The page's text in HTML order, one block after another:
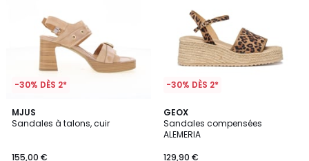
-30% DÈS 2*
MJUS
Sandales à talons, cuir
155,00 €
-30% DÈS 2*
GEOX
Sandales compensées
ALEMERIA
129,90 €